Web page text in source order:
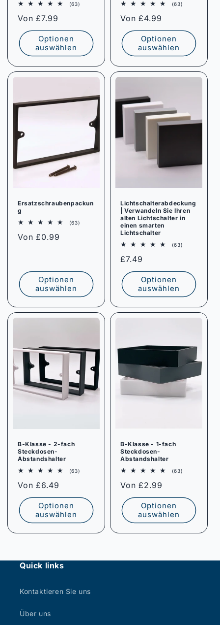
(63)
Normaler
Preis
Von £7.99
Optionen
auswählen
(63)
Normaler
Preis
Von £4.99
Optionen
auswählen
Ersatzschraubenpackun
g
(63)
Normaler
Von £0.99
Optionen
auswählen
Lichtschalterabdeckung
| Verwandeln Sie Ihren
alten Lichtschalter in
einen smarten
Lichtschalter
(63)
Normaler
Preis
£7.49
Optionen
auswählen
B-Klasse - 2-fach
Steckdosen-
Abstandshalter
(63)
Normaler
Preis
Von £6.49
Optionen
auswählen
B-Klasse - 1-fach
Steckdosen-
Abstandshalter
(63)
Normaler
Preis
Von £2.99
Optionen
auswählen
Quick links
Kontaktieren Sie uns
Über uns